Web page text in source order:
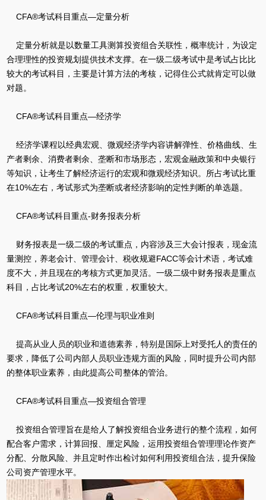
CFA®考试科目重点—定量分析
定量分析就是以数量工具测算投资组合关联性，概率统计，为设定
合理理性的投资规划提供技术支撑。在一级二级考试中是考试占比比
较大的考试科目，主要是计算方法的考核，记得住公式就肯定可以做
对题。
CFA®考试科目重点—经济学
经济学课程以经典宏观、微观经济学内容讲解弹性、价格曲线、生
产者剩余、消费者剩余、垄断和市场形态，宏观金融政策和中央银行
等知识，让考生了解经济运行的宏观和微观经济知识。所占考试比重
在10%左右，考试形式为垄断或者经济影响的定性判断的单选题。
CFA®考试科目重点-财务报表分析
财务报表是一级二级的考试重点，内容涉及三大会计报表，现金流
量测控，养老会计、管理会计、税收规避FACC等会计术语，考试难
度不大，并且现在的考核方式更加灵活。一级二级中财务报表是重点
科目，占比考试20%左右的权重，权重较大。
CFA®考试科目重点—伦理与职业准则
提高从业人员的职业和道德素养，特别是国际上对受托人的责任的
要求，降低了公司内部人员职业违规方面的风险，同时提升公司内部
的整体职业素养，由此提高公司整体的管治。
CFA®考试科目重点—投资组合管理
投资组合管理旨在是给人了解投资组合业务进行的整个流程，如何
配合客户需求，计算回报、厘定风险，运用投资组合管理理论作资产
分配、分散风险、并且定时作出检讨如何利用投资组合法，提升保险
公司资产管理水平。